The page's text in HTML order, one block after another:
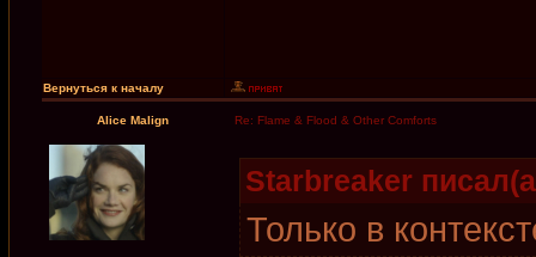
Вернуться к началу
Alice Malign Re: Flame & Flood & Other Comforts
Starbreaker
Только в